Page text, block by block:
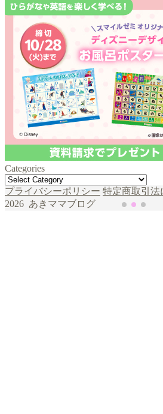
Categories
Categories
şans
casino
vidobet
|
vidobet
|
vidobet
güncel
vidobet
giriş
casinolevant
|
casinolevant
|
casinolevant
|
vidobet
giriş
şans
casino
casinolevant
giriş
casino
şans
şans
casino
casino
levant
casino
şans
casino
şans
boostaro
|
casinolevant
giriş
şans
casino
casinolevant
giriş
şanscasino
|
vidobet
|
vidobet
giriş
levant
casino
galyabet
|
gorabet
|
gorabet
|
gorabet
|
vidobet
giriş
galyabet
|
gorabet
|
gorabet
|
nigeria
betting
sports
betting
プライバシーポリシー 特定商取引法
2026 あきママブログ